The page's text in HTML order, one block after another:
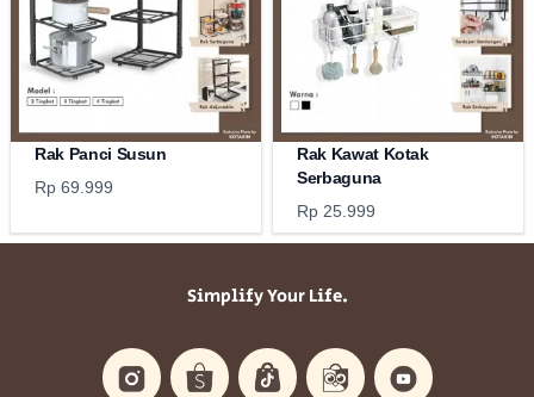
Rak Panci Susun
Rp 69.999
Rak Kawat Kotak
Serbaguna
Rp 25.999
Simplify Your Life.